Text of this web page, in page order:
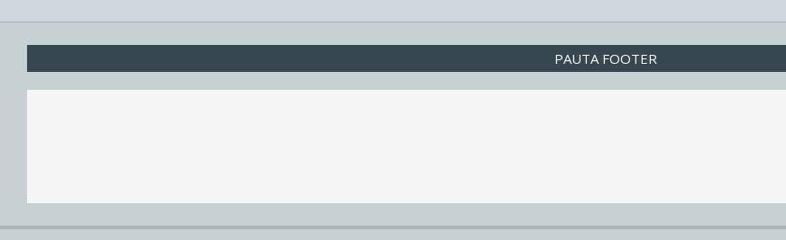
PAUTA FOOTER